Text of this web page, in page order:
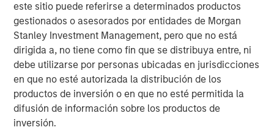
este sitio puede referirse a determinados productos
gestionados o asesorados por entidades de Morgan
Stanley Investment Management, pero que no está
dirigida a, no tiene como fin que se distribuya entre, ni
debe utilizarse por personas ubicadas en jurisdicciones
en que no esté autorizada la distribución de los
productos de inversión o en que no esté permitida la
difusión de información sobre los productos de
inversión.
Direct lending enters 2026 with a notably supportive
backdrop, underpinned by firm monetary and fiscal
policy, deregulatory tailwinds, easing inflation, ample
liquidity, and solid earnings. Despite recent volatility, 2025
featured healthy credit fundamentals and strong issuance
in private direct lending. AI-related headlines have
introduced fresh uncertainty, particularly among software
borrowers, but much of the recent volatility appears